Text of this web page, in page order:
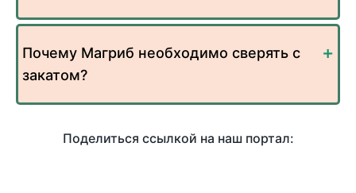
Почему Магриб необходимо сверять с
закатом?
Поделиться ссылкой на наш портал: